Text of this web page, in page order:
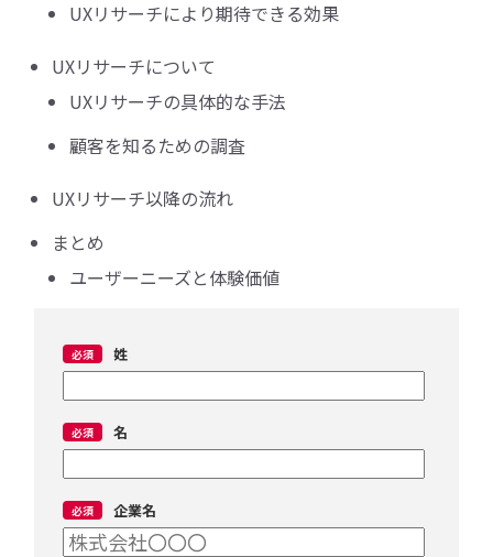
UXリサーチにより期待できる効果
UXリサーチについて
UXリサーチの具体的な手法
顧客を知るための調査
UXリサーチ以降の流れ
まとめ
ユーザーニーズと体験価値
姓
名
企業名